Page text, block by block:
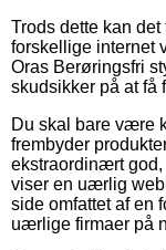
Trods dette kan
forskellige internet
Oras Berøringsfri
skudsikker på at få
Du skal bare være
frembyder
ekstraordinært
viser en uærlig
side omfattet af en
uærlige firmaer på